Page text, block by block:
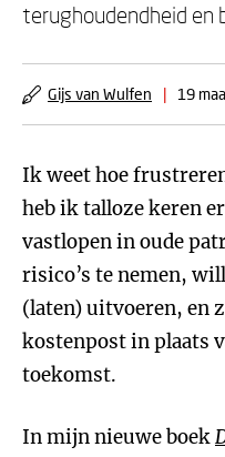
terughoudendheid en
Gijs van Wulfen | 19
Ik weet hoe
heb ik talloze keren
vastlopen in oude
risico’s te nemen,
(laten) uitvoeren, en
kostenpost in plaats
toekomst.
In mijn nieuwe boek